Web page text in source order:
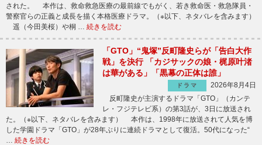
された。 本作は、救命救急医療の最前線でもがく、若き救命医・救急隊員・
警察官らの正義と成長を描く本格医療ドラマ。（※以下、ネタバレを含みます）
遥（今田美桜）や桐 … 続きを読む
「GTO」“鬼塚”反町隆史らが「告白大作
戦」を決行 「カジサックの娘・梶原叶渚
は華がある」「黒幕の正体は誰」
ドラマ
2026年8月4日
反町隆史が主演するドラマ「GTO」（カンテ
レ・フジテレビ系）の第3話が、3日に放送され
た。（※以下、ネタバレを含みます） 本作は、1998年に放送されて人気を博
した学園ドラマ「GTO」が28年ぶりに連続ドラマとして復活。50代になった“
続きを読む